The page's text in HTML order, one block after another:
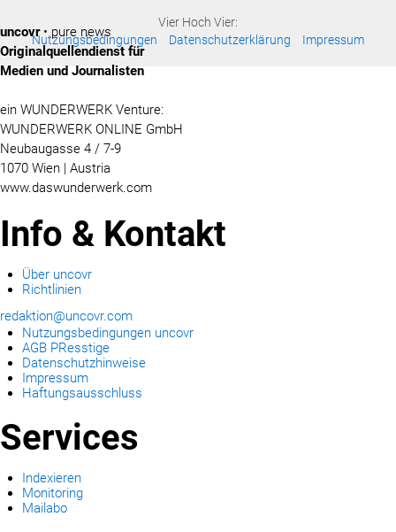
Vier Hoch Vier:
Nutzungsbedingungen
Datenschutzerklärung Impressum
uncovr• pure news
Originalquellendienst für
Medien und Journalisten
ein WUNDERWERK Venture:
WUNDERWERK ONLINE GmbH
Neubaugasse 4 / 7-9
1070 Wien | Austria
www.daswunderwerk.com
Info & Kontakt
Über uncovr
Richtlinien
redaktion@uncovr.com
Nutzungsbedingungen uncovr
AGB PResstige
Datenschutzhinweise
Impressum
Haftungsausschluss
Services
Indexieren
Monitoring
Mailabo